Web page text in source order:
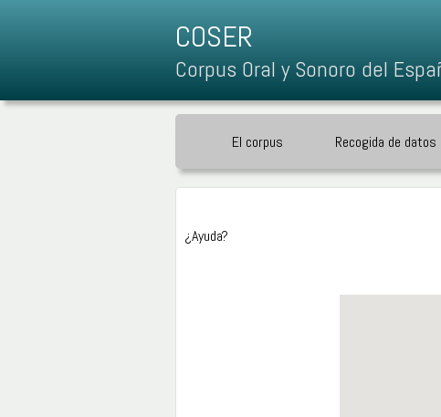
COSER
Corpus Oral y Sonoro del
El corpus Recogida de datos
¿Ayuda?